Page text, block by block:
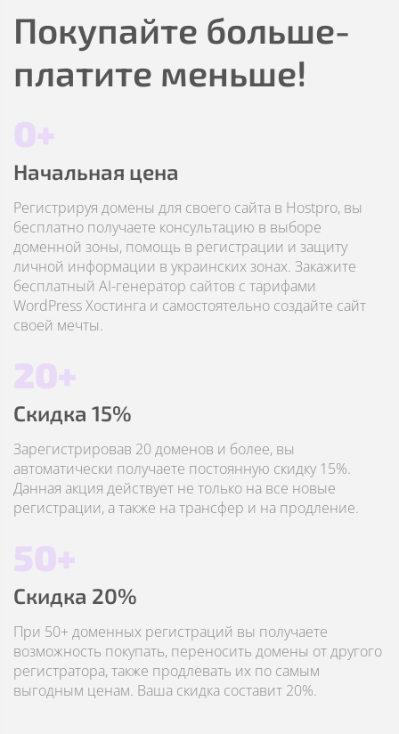
Покупайте больше-
платите меньше!
0+
Начальная цена
Регистрируя домены для своего сайта в Hostpro, вы
бесплатно получаете консультацию в выборе
доменной зоны, помощь в регистрации и защиту
личной информации в украинских зонах. Закажите
бесплатный AI-генератор сайтов с тарифами
WordPress Хостинга и самостоятельно создайте сайт
своей мечты.
20+
Скидка 15%
Зарегистрировав 20 доменов и более, вы
автоматически получаете постоянную скидку 15%.
Данная акция действует не только на все новые
регистрации, а также на трансфер и на продление.
50+
Скидка 20%
При 50+ доменных регистраций вы получаете
возможность покупать, переносить домены от другого
регистратора, также продлевать их по самым
выгодным ценам. Ваша скидка составит 20%.